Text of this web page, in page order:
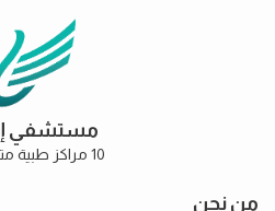
مستشفي
10 مراكز طبية متخصصة
من نحن